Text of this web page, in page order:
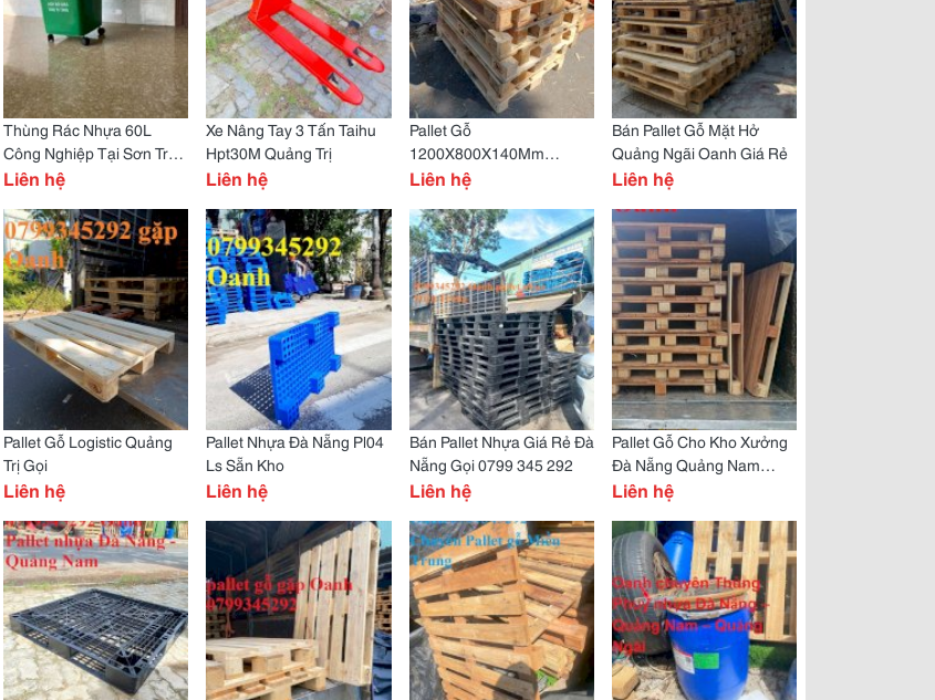
Thùng Rác Nhựa 60L
Công Nghiệp Tại Sơn Trà
Đà Nẵng
Liên hệ
Xe Nâng Tay 3 Tấn Taihu
Hpt30M Quảng Trị
Liên hệ
Pallet Gỗ
1200X800X140Mm
Quảng Bình Gọi Oanh
Liên hệ
Bán Pallet Gỗ Mặt Hở
Quảng Ngãi Oanh Giá Rẻ
Liên hệ
Pallet Gỗ Logistic Quảng
Trị Gọi
Liên hệ
Pallet Nhựa Đà Nẵng Pl04
Ls Sẵn Kho
Liên hệ
Bán Pallet Nhựa Giá Rẻ Đà
Nẵng Gọi 0799 345 292
Liên hệ
Pallet Gỗ Cho Kho Xưởng
Đà Nẵng Quảng Nam
Quảng Ngãi
Liên hệ